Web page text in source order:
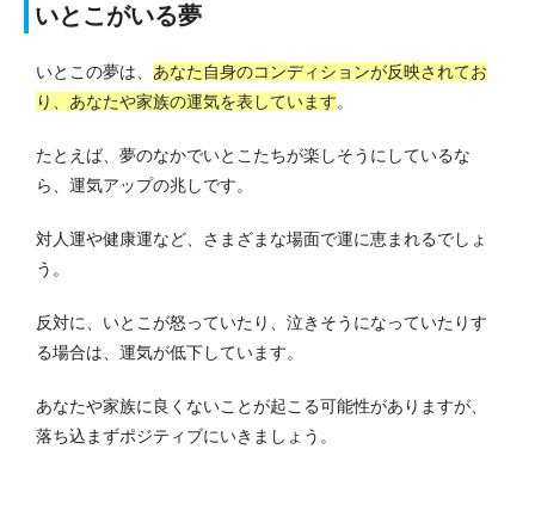
いとこがいる夢
いとこの夢は、 あなた自身のコンディションが反映されてお
り、あなたや家族の運気を表しています。
たとえば、夢のなかでいとこたちが楽しそうにしているな
ら、運気アップの兆しです。
対人運や健康運など、さまざまな場面で運に恵まれるでしょ
う。
反対に、いとこが怒っていたり、泣きそうになっていたりす
る場合は、運気が低下しています。
あなたや家族に良くないことが起こる可能性がありますが、
落ち込まずポジティブにいきましょう。